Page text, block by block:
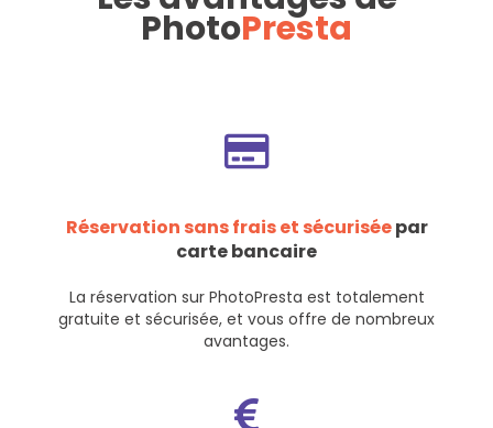
PhotoPresta
Réservation sans frais et sécuriséepar
carte bancaire
La réservation sur PhotoPresta est totalement
gratuite et sécurisée, et vous offre de nombreux
avantages.